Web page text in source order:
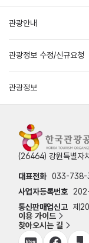
관광안내
관광정보 수정/신규요청
관광정보
(26464) 강원특별자
대표전화 033-738-
사업자등록번호
통신판매업신고 제
이용 가이드
찾아오시는 길